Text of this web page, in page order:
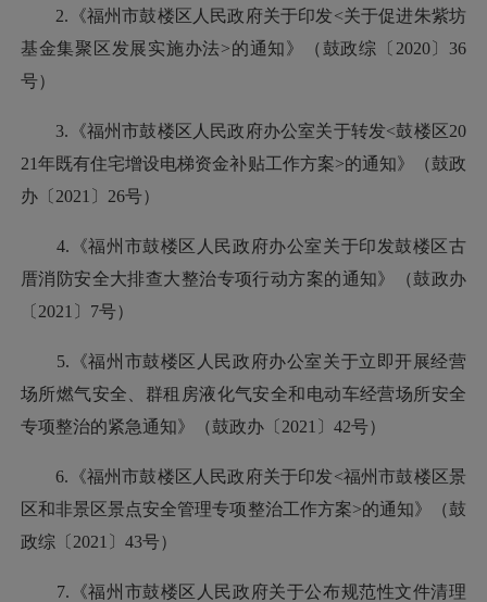
2.《福州市鼓楼区人民政府关于印发<关于促进朱紫坊
基金集聚区发展实施办法>的通知》（鼓政综〔2020〕36
号）
3.《福州市鼓楼区人民政府办公室关于转发<鼓楼区20
21年既有住宅增设电梯资金补贴工作方案>的通知》（鼓政
办〔2021〕26号）
4.《福州市鼓楼区人民政府办公室关于印发鼓楼区古
厝消防安全大排查大整治专项行动方案的通知》（鼓政办
〔2021〕7号）
5.《福州市鼓楼区人民政府办公室关于立即开展经营
场所燃气安全、群租房液化气安全和电动车经营场所安全
专项整治的紧急通知》（鼓政办〔2021〕42号）
6.《福州市鼓楼区人民政府关于印发<福州市鼓楼区景
区和非景区景点安全管理专项整治工作方案>的通知》（鼓
政综〔2021〕43号）
7.《福州市鼓楼区人民政府关于公布规范性文件清理